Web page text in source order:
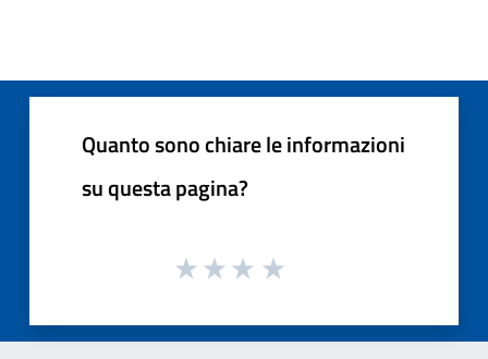
Quanto sono chiare le informazioni
su questa pagina?